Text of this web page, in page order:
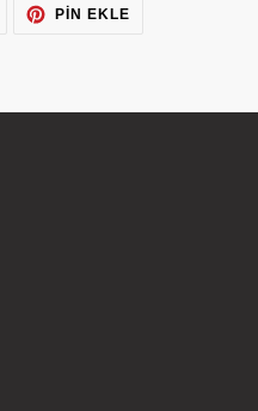
TWITTER'DA
TWEET'LE
PIN EKLE